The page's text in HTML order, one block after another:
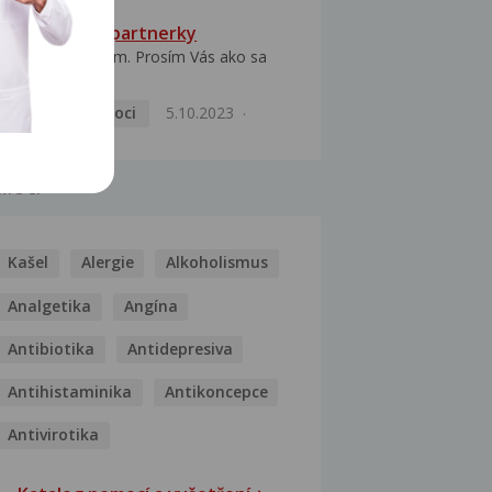
HPV typ 52 u partnerky
Dobrý deň prajem. Prosím Vás ako sa
Pohlavní nemoci
5.10.2023
Kašel Alergie Alkoholismus
Analgetika Angína
Antibiotika Antidepresiva
Antihistaminika Antikoncepce
Antivirotika